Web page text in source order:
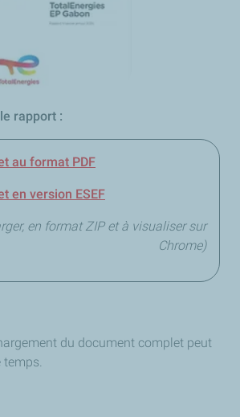
rapport :
au format PDF
en version ESEF
en format ZIP et à visualiser sur
Chrome)
du document complet peut
temps.